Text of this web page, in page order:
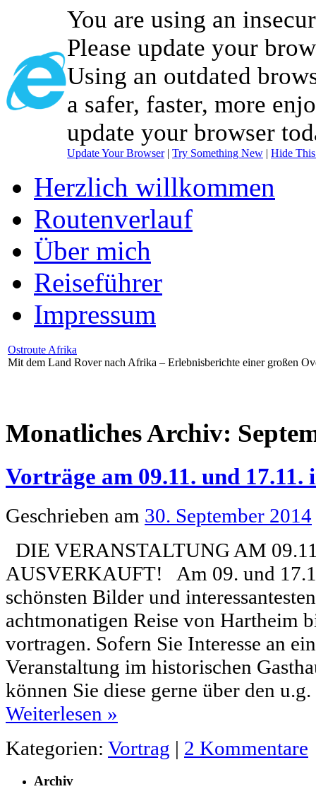
You are using an
Please update your
Using an outdated
a safer, faster, more
update your browser
Update Your Browser| Try Something New | Hide
Herzlich willkommen
Routenverlauf
Über mich
Reiseführer
Impressum
Ostroute Afrika
Mit dem Land Rover nach Afrika – Erlebnisberichte einer großen
Monatliches Archiv:
Vorträge am 09.11. und
Geschrieben am 30. September 2014
DIE VERANSTALTUNG AM
AUSVERKAUFT! Am 09. und
schönsten Bilder und
achtmonatigen Reise von Hartheim
vortragen. Sofern Sie Interesse an
Veranstaltung im historischen
können Sie diese gerne über den
Weiterlesen »
Kategorien: Vortrag | 2 Kommentare
Archiv